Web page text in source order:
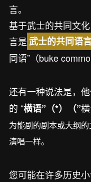
言。
基于武士的共同文
言是 武士的共同语言
同语”（buke
还有一种说法是，
的 “横语”（*）（”
为能剧的剧本或大纲
演唱一样。
您可能在许多历史